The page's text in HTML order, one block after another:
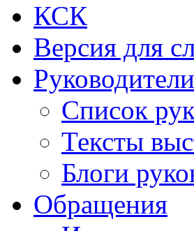
КСК
Версия для
Руководители
Список
Тексты
Блоги
Обращения